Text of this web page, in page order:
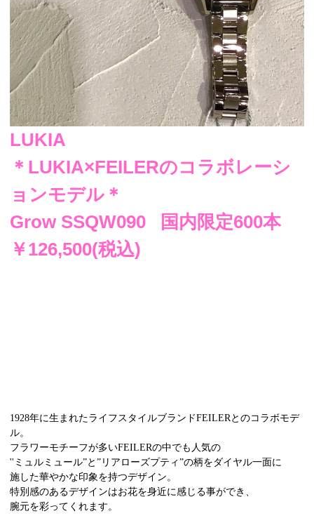
LUKIA
＊LUKIA×FEILERのコラボレーシ
ョンモデル＊
Grow SSQW090 国内限定600本
￥126,500(税込)
1928年に生まれたライフスタイルブランドFEILERとのコラボモデ
ル。
フラワーモチーフが多いFEILERの中でも人気の
''ミュルミュール”と”リアローズプティ”の柄をダイヤル一面に
施した華やかな印象を持つデザイン。
特別感のあるデザインはお花を身近に感じる事ができ、
腕元を彩ってくれます。